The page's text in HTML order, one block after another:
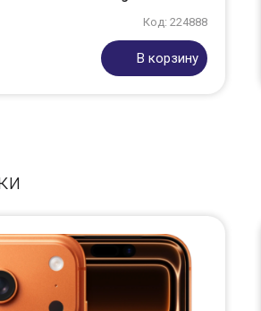
Код: 224888
В корзину